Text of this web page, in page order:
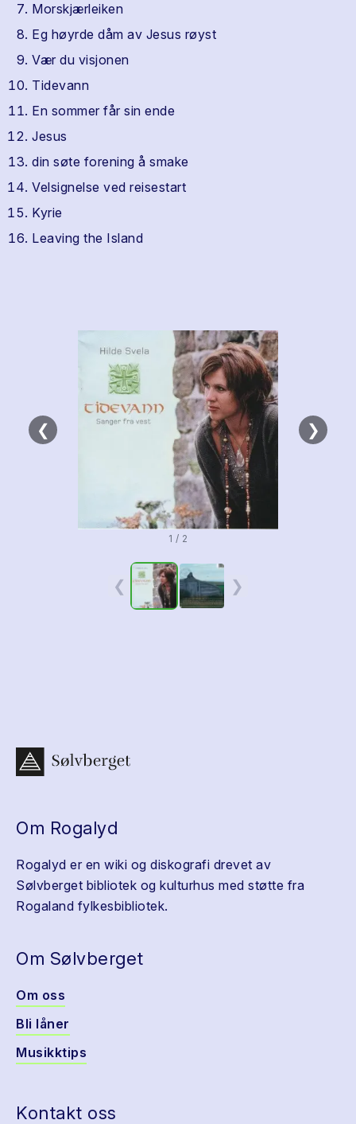
Morskjærleiken
Eg høyrde dåm av Jesus røyst
Vær du visjonen
Tidevann
En sommer får sin ende
Jesus
din søte forening å smake
Velsignelse ved reisestart
Kyrie
Leaving the Island
❮ ❯
1 / 2
❮ ❯
Om Rogalyd
Rogalyd er en wiki og diskografi drevet av
Sølvberget bibliotek og kulturhus med støtte fra
Rogaland fylkesbibliotek.
Om Sølvberget
Om oss
Bli låner
Musikktips
Kontakt oss